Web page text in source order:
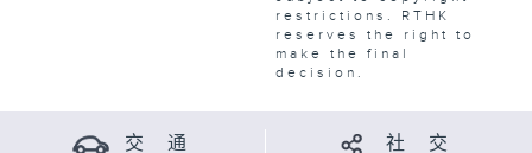
restrictions. RTHK
reserves the right to
make the final
decision.
交 通 社 交